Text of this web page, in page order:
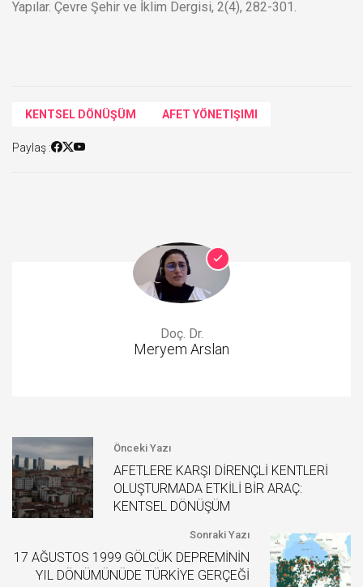
Yapılar. Çevre Şehir ve İklim Dergisi, 2(4), 282-301.
KENTSEL DÖNÜŞÜM AFET YÖNETIŞIMI
Paylaş :
Doç. Dr.
Meryem Arslan
Önceki Yazı
AFETLERE KARŞI DİRENÇLİ KENTLERİ
OLUŞTURMADA ETKİLİ BİR ARAÇ:
KENTSEL DÖNÜŞÜM
Sonraki Yazı
17 AĞUSTOS 1999 GÖLCÜK DEPREMİNİN
YIL DÖNÜMÜNÜDE TÜRKİYE GERÇEĞİ